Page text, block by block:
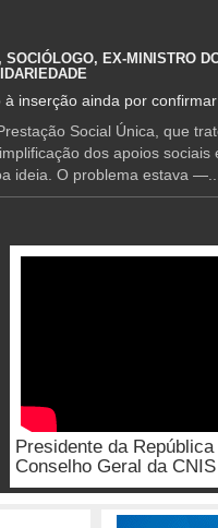
SOCIÓLOGO, EX-MINISTRO
à inserção ainda por confirmar
Social Única, que
dos apoios sociais
ideia. O problema estava —...
Presidente da República
Conselho Geral da CNIS